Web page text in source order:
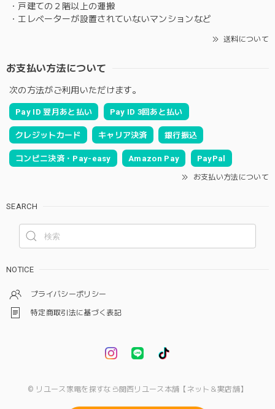
・戸建ての２階以上の運搬
・エレベーターが設置されていないマンションなど
送料について
お支払い方法について
次の方法がご利用いただけます。
Pay ID 翌月あと払い Pay ID 3回あと払い
クレジットカード キャリア決済 銀行振込
コンビニ決済・Pay-easy Amazon Pay PayPal
お支払い方法について
SEARCH
NOTICE
プライバシーポリシー
特定商取引法に基づく表記
© リユース家電を探すなら関西リユース本舗【ネット＆実店舗】